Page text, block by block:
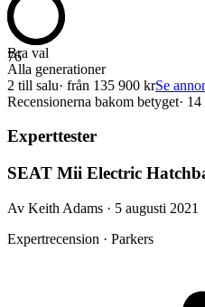
76
Bra val
Alla generationer
2 till salu· från 135 900 krSe
Recensionerna bakom betyget· 14
Experttester
SEAT Mii Electric
Av Keith Adams · 5 augusti 2021
Expertrecension · Parkers